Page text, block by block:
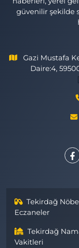
güvenilir şekilde
Gazi Mustafa
Daire:4,
Tekirdağ
Eczaneler
Tekirdağ
Vakitleri